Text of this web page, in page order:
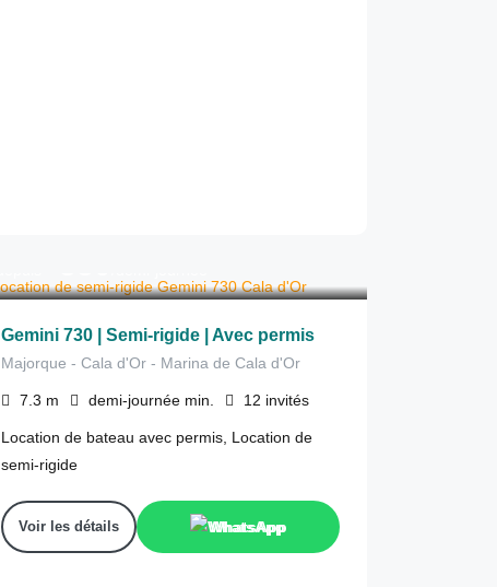
Gemini 730 | Semi-rigide | Avec permis
Majorque - Cala d'Or - Marina de Cala d'Or
7.3 m demi-journée min. 12 invités
Location de bateau avec permis, Location de
semi-rigide
Voir les détails WhatsApp